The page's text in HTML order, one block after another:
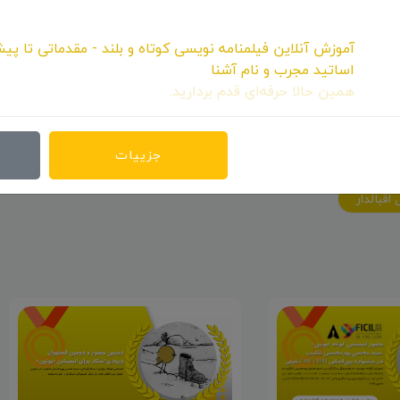
اشتراک:
آموزش آنلاین فیلمنامه نویسی کوتاه و بلند - مقدماتی تا
اساتید مجرب و نام آشنا
همین حالا حرفه‌ای قدم بردارید.
جزییات